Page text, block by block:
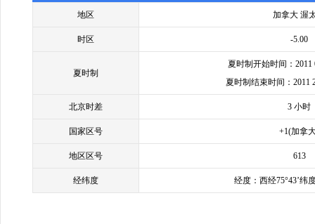
地区 加拿大 渥
时区 -5.00
夏时制
夏时制开始时间：2011
夏时制结束时间：2011
北京时差 3 小时
国家区号 +1(加拿
地区区号 613
经纬度 经度：西经75°43’纬